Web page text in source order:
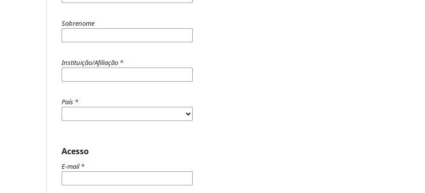
Sobrenome
Instituição/Afiliação *
País *
Acesso
E-mail*